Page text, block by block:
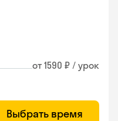
от 1590 ₽ / урок
Выбрать время